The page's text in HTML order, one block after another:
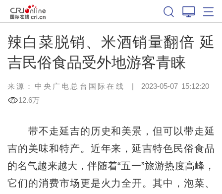
辣白菜脱销、米酒销量翻倍 延
吉民俗食品受外地游客青睐
来源：中央广电总台国际在线 | 2023-05-07 15:12:20
12.6万
带不走延吉的历史和美景，但可以带走延
吉的美味和特产。近年来，延吉特色民俗食品
的名气越来越大，伴随着“五一”旅游热度高峰，
它们的消费市场更是火力全开。其中，泡菜、